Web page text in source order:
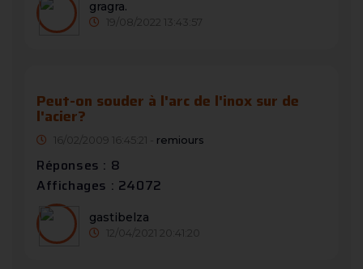
gragra.
19/08/2022 13:43:57
Peut-on souder à l'arc de l'inox sur de
l'acier?
16/02/2009 16:45:21 - remiours
Réponses : 8
Affichages : 24072
gastibelza
12/04/2021 20:41:20